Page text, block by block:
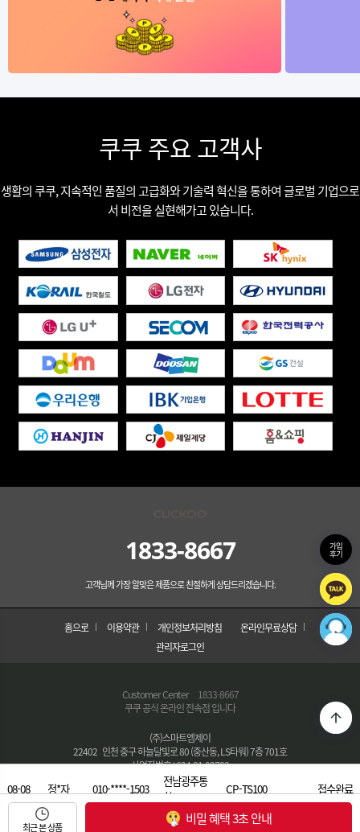
08-08 정*자 010-****-1503
전남광주통
합…
CP-TS100
접수완료
08-08
유*희 경기 안산시… P-TS100
쿠쿠 주요 고객사
생활의 쿠쿠, 지속적인 품질의 고급화와 기술력 혁신을 통하여 글로벌 기업으로
서 비전을 실현해가고 있습니다.
1833-8667
고객님께 가장 알맞은 제품으로 친절하게 상담드리겠습니다.
홈으로 이용약관 개인정보처리방침
온라인무료상담
관리자로그인
Customer Center
1833-8667
쿠쿠 공식 온라인 전속점 입니다
(주)스마트엠제이
22402 인천 중구 하늘달빛로 80 (중산동, LS타워) 7층 701호
사업자번호 : 624-81-02782
통신판매번호 : 제2022-인천중구-0612호
대표자 : 경민재
대표번호 :1833-8667
E-MAIL : skyrental88@naver.com
최근 본 상품
비밀 혜택 3초 안내
가입
후기